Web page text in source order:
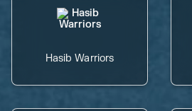
Hasib Warriors